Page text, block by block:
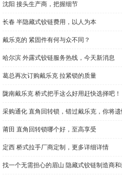
沈阳 接头生产商，把握细节
长春 半隐藏式铰链费用，以人为本
戴乐克的 紧固件有何与众不同？
哈尔滨 外露式铰链服务热线，今天新消息
葛总再次订购戴乐克 拉紧锁的质量
陇南戴乐克 桥式把手这么好用赶快选择吧！
采购通化 直角回转锁，错过戴乐克，你将
莆田 直角回转锁哪个好，至高享受
定西 桥式拉手厂商定制，更多详细详情
找一个无需担心的眉山 隐藏式铰链制造商